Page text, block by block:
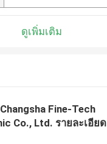
ดูเพิ่มเติม
Fine-Tech
Co., Ltd. รายละเอียด